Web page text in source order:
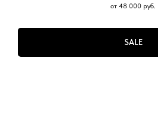
от 48 000 руб.
SALE